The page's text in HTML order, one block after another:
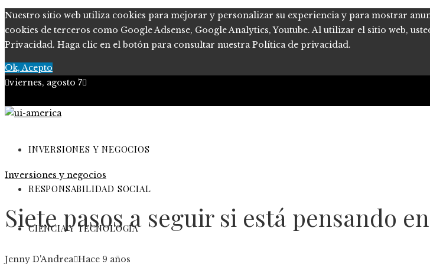
Nuestro sitio web utiliza cookies para mejorar y personalizar su experiencia y para mostrar
cookies de terceros como Google Adsense, Google Analytics, Youtube. Al utilizar el sitio web,
Privacidad. Haga clic en el botón para consultar nuestra Política de privacidad.
Ok, Acepto
viernes, agosto 7
Quiénes somos
Políticas de Privacidad
Contacto
INVERSIONES Y NEGOCIOS
RESPONSABILIDAD SOCIAL
CIENCIA Y TECNOLOGÍA
Inversiones y negocios
Siete pasos a seguir si está pensando
Jenny D'Andrea Hace 9 años